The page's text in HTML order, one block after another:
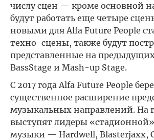
числу сцен — кроме основной
будут работать еще четыре
новыми для Alfa Future People
техно-сцены, также будут
представленные на
BassStage и Mash-up Stage.
С 2017 года Alfa Future People
существенное расширение
музыкальных направлений. На
выступят лидеры
музыки — Hardwell, Blasterjaxx,